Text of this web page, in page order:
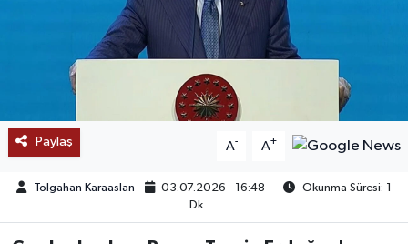
Paylaş A- A+
Tolgahan Karaaslan 03.07.2026 - 16:48
Okunma Süresi: 1
Dk
KEŞFET
POPÜLER
DÜNYA
MEDYA